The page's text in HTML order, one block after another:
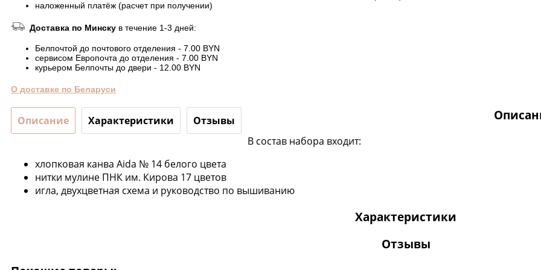
наложенный платёж (расчет при получении)
Доставка по Минску в течение 1-3 дней:
Белпочтой до почтового отделения - 7.00 BYN
сервисом Европочта до отделения - 7.00 BYN
курьером Белпочты до двери - 12.00 BYN
О доставке по Беларуси
Описание Характеристики Отзывы
В состав набора входит:
хлопковая канва Aida № 14 белого цвета
нитки мулине ПНК им. Кирова 17 цветов
игла, двухцветная схема и руководство по вышиванию
Характеристики
Отзывы